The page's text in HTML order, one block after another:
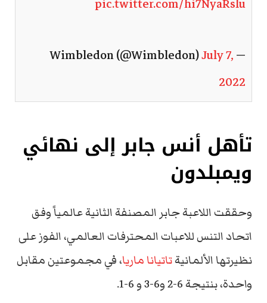
— Wimbledon (@Wimbledon)
July 7,
2022
تأهل أنس جابر إلى نهائي
ويمبلدون
وحققت اللاعبة جابر المصنفة الثانية عالمياً وفق
اتحاد التنس للاعبات المحترفات العالمي، الفوز على
نظيرتها الألمانيةتاتيانا ماريا، في مجموعتين مقابل
واحدة، بنتيجة 6-2 و6-3 و 6-1.